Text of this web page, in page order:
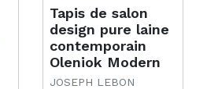
Tapis de salon
design pure laine
contemporain
Oleniok Modern
JOSEPH LEBON